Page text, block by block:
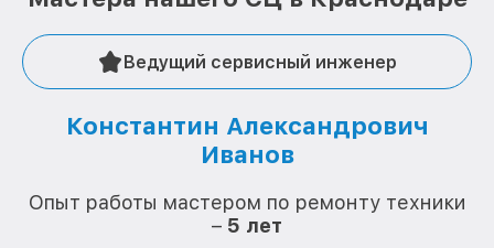
Ведущий сервисный инженер
Константин Александрович
Иванов
Опыт работы мастером по ремонту техники
– 5 лет